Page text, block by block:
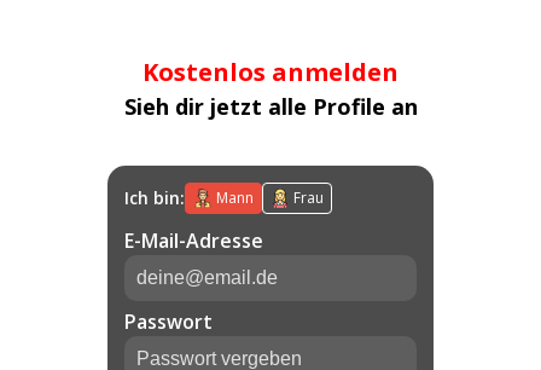
Kostenlos anmelden
Sieh dir jetzt alle Profile an